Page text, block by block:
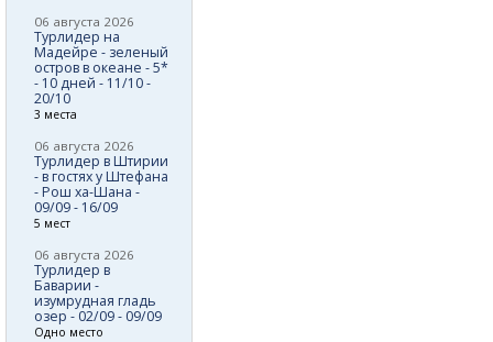
06 августа 2026
Турлидер на
Мадейре - зеленый
остров в океане - 5*
- 10 дней - 11/10 -
20/10
3 места
06 августа 2026
Турлидер в Штирии
- в гостях у Штефана
- Рош ха-Шана -
09/09 - 16/09
5 мест
06 августа 2026
Турлидер в
Баварии -
изумрудная гладь
озер - 02/09 - 09/09
Одно место